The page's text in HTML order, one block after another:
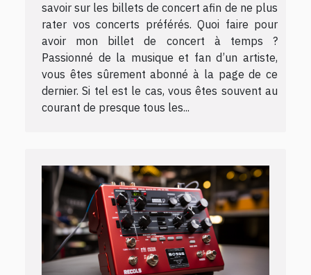
savoir sur les billets de concert afin de ne plus
rater vos concerts préférés. Quoi faire pour
avoir mon billet de concert à temps ?
Passionné de la musique et fan d’un artiste,
vous êtes sûrement abonné à la page de ce
dernier. Si tel est le cas, vous êtes souvent au
courant de presque tous les...